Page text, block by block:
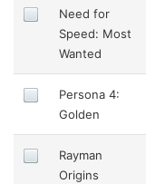
Need for
Speed: Most
Wanted
Persona 4:
Golden
Rayman
Origins